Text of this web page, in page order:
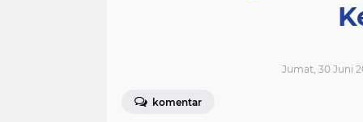
Jumat, 30 Juni
komentar